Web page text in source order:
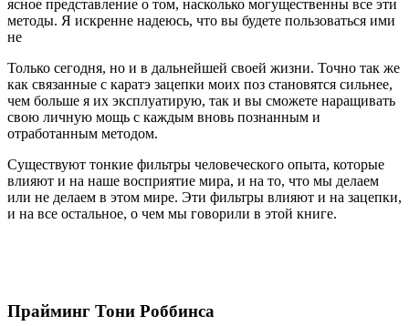
ясное представление о том, насколько могущественны все эти
методы. Я искренне надеюсь, что вы будете пользоваться ими
не
Только сегодня, но и в дальнейшей своей жизни. Точно так же
как связанные с каратэ зацепки моих поз становятся сильнее,
чем больше я их эксплуатирую, так и вы сможете наращивать
свою личную мощь с каждым вновь познанным и
отработанным методом.
Существуют тонкие фильтры человеческого опыта, которые
влияют и на наше восприятие мира, и на то, что мы делаем
или не делаем в этом мире. Эти фильтры влияют и на зацепки,
и на все остальное, о чем мы говорили в этой книге.
Прайминг Тони Роббинса